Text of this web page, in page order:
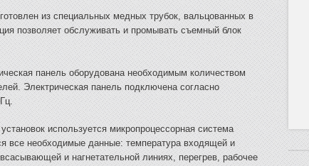
из специальных медных трубок, вальцованных в
позволяет обслуживать и промывать съемный блок
панель оборудована необходимым количеством
Электрическая панель подключена согласно
используется микропроцессорная система
все необходимые данные: температура входящей и
и нагнетательной линиях, перегрев, рабочее